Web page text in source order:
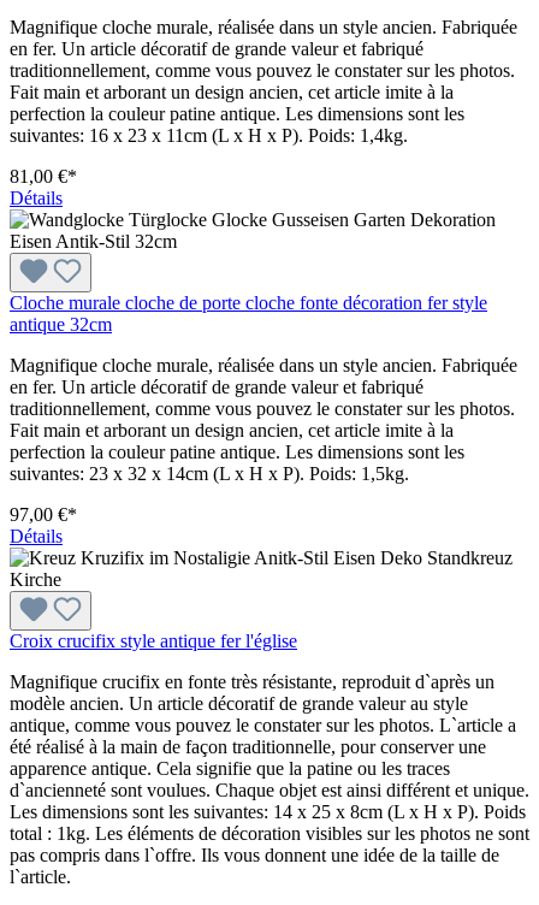
Magnifique cloche murale, réalisée dans un style ancien. Fabriquée
en fer. Un article décoratif de grande valeur et fabriqué
traditionnellement, comme vous pouvez le constater sur les photos.
Fait main et arborant un design ancien, cet article imite à la
perfection la couleur patine antique. Les dimensions sont les
suivantes: 16 x 23 x 11cm (L x H x P). Poids: 1,4kg.
81,00 €*
Détails
Cloche murale cloche de porte cloche fonte décoration fer style
antique 32cm
Magnifique cloche murale, réalisée dans un style ancien. Fabriquée
en fer. Un article décoratif de grande valeur et fabriqué
traditionnellement, comme vous pouvez le constater sur les photos.
Fait main et arborant un design ancien, cet article imite à la
perfection la couleur patine antique. Les dimensions sont les
suivantes: 23 x 32 x 14cm (L x H x P). Poids: 1,5kg.
97,00 €*
Détails
Croix crucifix style antique fer l'église
Magnifique crucifix en fonte très résistante, reproduit d`après un
modèle ancien. Un article décoratif de grande valeur au style
antique, comme vous pouvez le constater sur les photos. L`article a
été réalisé à la main de façon traditionnelle, pour conserver une
apparence antique. Cela signifie que la patine ou les traces
d`ancienneté sont voulues. Chaque objet est ainsi différent et unique.
Les dimensions sont les suivantes: 14 x 25 x 8cm (L x H x P). Poids
total : 1kg. Les éléments de décoration visibles sur les photos ne sont
pas compris dans l`offre. Ils vous donnent une idée de la taille de
l`article.